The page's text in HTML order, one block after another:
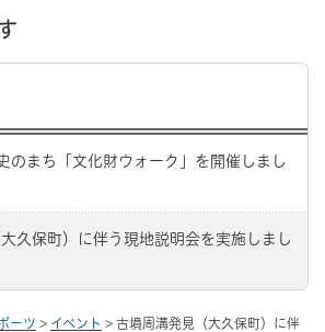
のまち「文化財ウォーク」を開催しまし
久保町）に伴う現地説明会を実施しまし
ーツ > イベント > 古墳周溝発見（大久保町）に伴